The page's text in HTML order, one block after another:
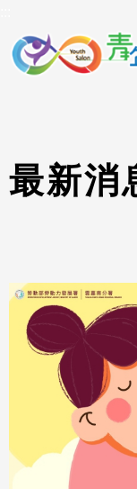
要
最新消